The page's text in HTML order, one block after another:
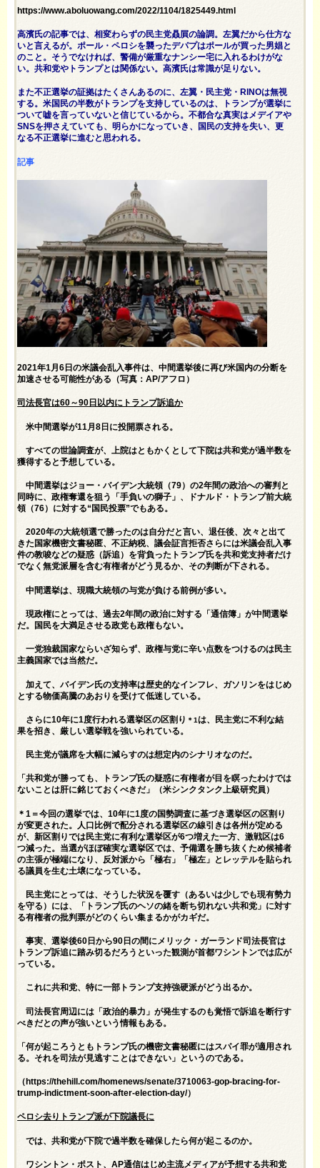
https://www.aboluowang.com/2022/1104/1825449.html
高濱氏の記事では、相変わらずの民主党贔屓の論調。左翼だから仕方な
いと言えるが。ポール・ペロシを襲ったデパプはポールが買った男娼と
のこと。そうでなければ、警備が厳重なナンシー宅に入れるわけがな
い。共和党やトランプとは関係ない。高濱氏は常識が足りない。
また不正選挙の証拠はたくさんあるのに、左翼・民主党・RINOは無視
する。米国民の半数がトランプを支持しているのは、トランプが選挙に
ついて嘘を言っていないと信じているから。不都合な真実はメデイアや
SNSを押さえていても、明らかになっていき、国民の支持を失い、更
なる不正選挙に進むと思われる。
記事
2021年1月6日の米議会乱入事件は、中間選挙後に再び米国内の分断を
加速させる可能性がある（写真：AP/アフロ）
司法長官は60～90日以内にトランプ訴追か
米中間選挙が11月8日に投開票される。
すべての世論調査が、上院はともかくとして下院は共和党が過半数を
獲得すると予想している。
中間選挙はジョー・バイデン大統領（79）の2年間の政治への審判と
同時に、政権奪還を狙う「手負いの獅子」、ドナルド・トランプ前大統
領（76）に対する“国民投票”でもある。
2020年の大統領選で勝ったのは自分だと言い、退任後、次々と出て
きた国家機密文書秘匿、不正納税、議会証言拒否さらには米議会乱入事
件の教唆などの疑惑（訴追）を背負ったトランプ氏を共和党支持者だけ
でなく無党派層を含む有権者がどう見るか、その判断が下される。
中間選挙は、現職大統領の与党が負ける前例が多い。
現政権にとっては、過去2年間の政治に対する「通信簿」が中間選挙
だ。国民を大満足させる政党も政権もない。
一党独裁国家ならいざ知らず、政権与党に辛い点数をつけるのは民主
主義国家では当然だ。
加えて、バイデン氏の支持率は歴史的なインフレ、ガソリンをはじめ
とする物価高騰のあおりを受けて低迷している。
さらに10年に1度行われる選挙区の区割り ＊1は、民主党に不利な結
果を招き、厳しい選挙戦を強いられている。
民主党が議席を大幅に減らすのは想定内のシナリオなのだ。
「共和党が勝っても、トランプ氏の疑惑に有権者が目を瞑ったわけでは
ないことは肝に銘じておくべきだ」（米シンクタンク上級研究員）
＊1＝今回の選挙では、10年に1度の国勢調査に基づき選挙区の区割り
が変更された。人口比例で配分される選挙区の線引きは各州が定める
が、新区割りでは民主党に有利な選挙区が6つ増えた一方、激戦区は6
つ減った。当選がほぼ確実な選挙区では、予備選を勝ち抜くため候補者
の主張が極端になり、反対派から「極右」「極左」とレッテルを貼られ
る議員を生む土壌になっている。
民主党にとっては、そうした状況を覆す（あるいは少しでも現有勢力
を守る）には、「トランプ氏のヘソの緒を断ち切れない共和党」に対す
る有権者の批判票がどのくらい集まるかがカギだ。
事実、選挙後60日から90日の間にメリック・ガーランド司法長官は
トランプ訴追に踏み切るだろうといった観測が首都ワシントンでは広が
っている。
これに共和党、特に一部トランプ支持強硬派がどう出るか。
司法長官周辺には「政治的暴力」が発生するのも覚悟で訴追を断行す
べきだとの声が強いという情報もある。
「何が起ころうともトランプ氏の機密文書秘匿にはスパイ罪が適用され
る。それを司法が見逃すことはできない」というのである。
（ https://thehill.com/homenews/senate/3710063-gop-bracing-for-
trump-indictment-soon-after-election-day/）
ペロシ去りトランプ派が下院議長に
では、共和党が下院で過半数を確保したら何が起こるのか。
ワシントン・ポスト、AP通信はじめ主流メディアが予想する共和党